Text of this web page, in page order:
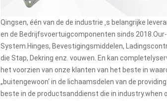
Qingsen, één van de de industrie ‚s belangrijke
en de Bedrijfsvoertuigcomponenten sinds
System.Hinges, Bevestigingsmiddelen,
die Stap, Dekring enz. vouwen. En kan
het voorzien van onze klanten van het beste in
„buitengewoon‘ in de lichaamsdelen van de
beste in de productsanddienst die in industry.when